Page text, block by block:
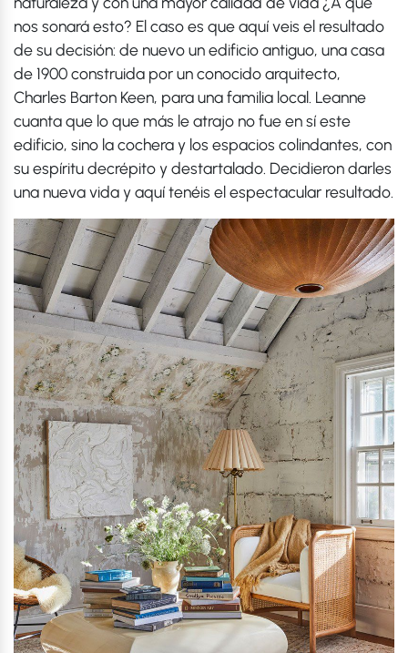
nos sonará esto? El caso es que aquí veis el resultado
de su decisión: de nuevo un edificio antiguo, una casa
de 1900 construida por un conocido arquitecto,
Charles Barton Keen, para una familia local. Leanne
cuanta que lo que más le atrajo no fue en sí este
edificio, sino la cochera y los espacios colindantes, con
su espíritu decrépito y destartalado. Decidieron darles
una nueva vida y aquí tenéis el espectacular resultado.